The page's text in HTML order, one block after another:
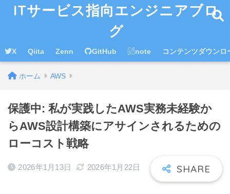
ITサービス指向エンジニアブロ
グ
X Qiita Zenn GitHub note コンテンツダウンロ
ホーム AWS
保護中: 私が実践したAWS実務未経験か
らAWS設計構築にアサインされるための
ローコスト戦略
2026年1月13日 2026年1月22日